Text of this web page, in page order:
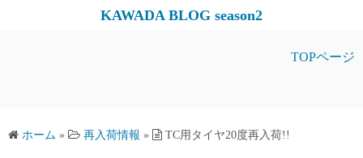
ス
KAWADA BLOG season2
TOPページ
ホーム » 再入荷情報 » TC用タイヤ20度再入荷!!